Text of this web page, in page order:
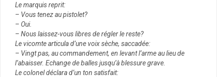
Le marquis reprit:
– Vous tenez au pistolet?
– Oui.
– Nous laissez-vous libres de régler le reste?
Le vicomte articula d’une voix sèche, saccadée:
– Vingt pas, au commandement, en levant l’arme au lieu de
l’abaisser. Echange de balles jusqu’à blessure grave.
Le colonel déclara d’un ton satisfait: